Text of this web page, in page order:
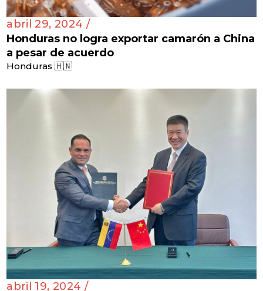
abril 29, 2024 /
Honduras no logra exportar camarón a China
a pesar de acuerdo
Honduras 🇭🇳
abril 19, 2024 /